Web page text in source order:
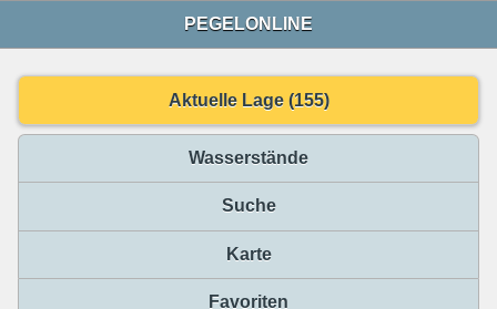
PEGELONLINE
Aktuelle Lage (155)
Wasserstände
Suche
Karte
Favoriten